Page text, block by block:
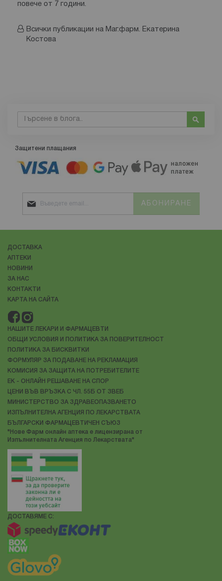
повече от 7 години.
Всички публикации на Маг.фарм. Екатерина
Костова
Търсене
Защитени плащания
АБОНИРАНЕ
ДОСТАВКА
АПТЕКИ
НОВИНИ
ЗА НАС
КОНТАКТИ
КАРТА НА САЙТА
НАШИТЕ ЛЕКАРИ И ФАРМАЦЕВТИ
ОБЩИ УСЛОВИЯ И ПОЛИТИКА ЗА ПОВЕРИТЕЛНОСТ
ПОЛИТИКА ЗА БИСКВИТКИ
ФОРМУЛЯР ЗА ПОДАВАНЕ НА РЕКЛАМАЦИЯ
КОМИСИЯ ЗА ЗАЩИТА НА ПОТРЕБИТЕЛИТЕ
ЕК - ОНЛАЙН РЕШАВАНЕ НА СПОР
ЦЕНИ ВЪВ ВРЪЗКА С ЧЛ. 55Б ОТ ЗВЕБ
МИНИСТЕРСТВО ЗА ЗДРАВЕОПАЗВАНЕТО
ИЗПЪЛНИТЕЛНА АГЕНЦИЯ ПО ЛЕКАРСТВАТА
БЪЛГАРСКИ ФАРМАЦЕВТИЧЕН СЪЮЗ
"Нове Фарм онлайн аптека е лицензирана от
Изпълнителната Агенция по Лекарствата"
ДОСТАВЯМЕ С: